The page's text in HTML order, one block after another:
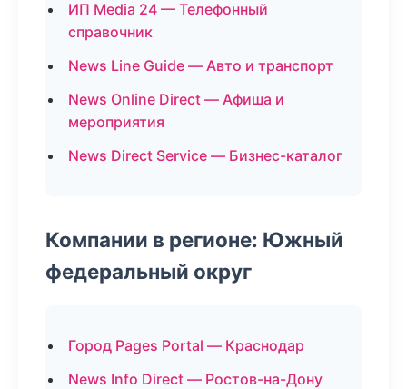
ИП Media 24 — Телефонный
справочник
News Line Guide — Авто и транспорт
News Online Direct — Афиша и
мероприятия
News Direct Service — Бизнес-каталог
Компании в регионе: Южный
федеральный округ
Город Pages Portal — Краснодар
News Info Direct — Ростов-на-Дону